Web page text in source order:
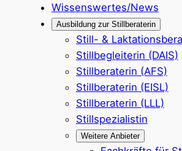
Wissenswertes/News
Ausbildung zur Stillberaterin
Still- &
Stillbegleiterin (DAIS)
Stillberaterin (AFS)
Stillberaterin (EISL)
Stillberaterin (LLL)
Stillspezialistin
Weitere Anbieter